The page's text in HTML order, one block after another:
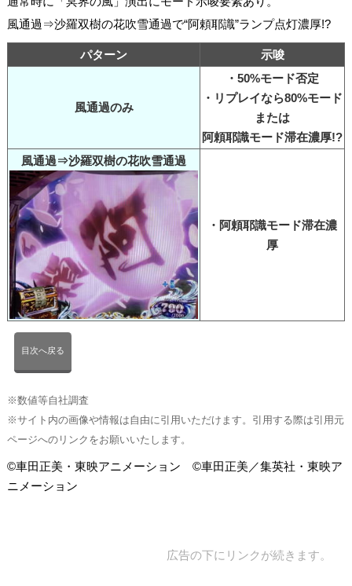
風通過⇒沙羅双樹の花吹雪通過で“阿頼耶識”ランプ点灯濃厚!?
パターン 示唆
風通過のみ
・50%モード否定
・リプレイなら80%モード
または
阿頼耶識モード滞在濃厚!?
風通過⇒沙羅双樹の花吹雪通過
・阿頼耶識モード滞在濃
厚
目次へ戻る
※数値等自社調査
※サイト内の画像や情報は自由に引用いただけます。引用する際は引用元
ページへのリンクをお願いいたします。
©車田正美・東映アニメーション ©車田正美／集英社・東映ア
ニメーション
広告の下にリンクが続きます。